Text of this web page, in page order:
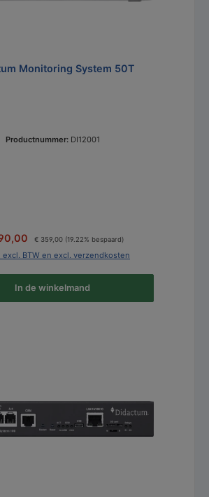
Monitoring System 50T
Productnummer: DI12001
€ 359,00 (19.22% bespaard)
excl. BTW en excl. verzendkosten
In de winkelmand
overslaan